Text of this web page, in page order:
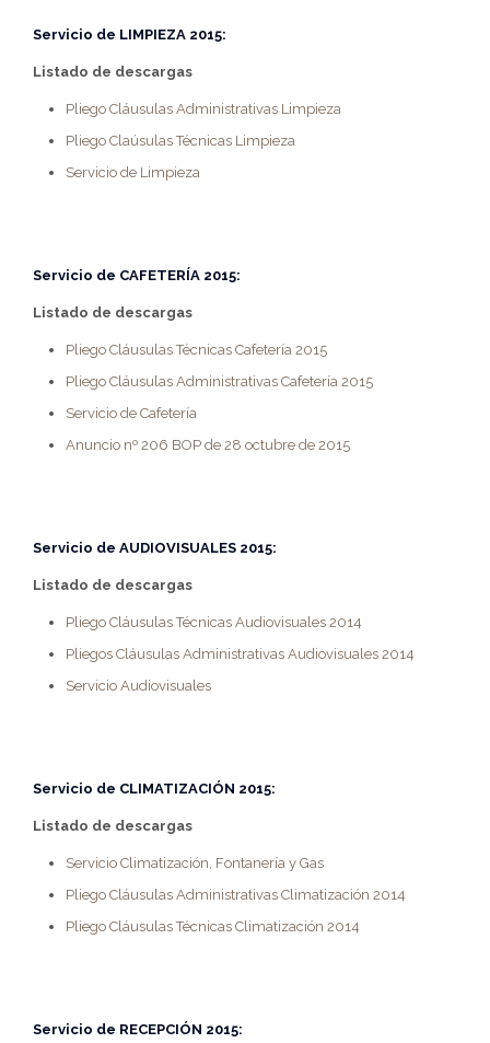
Servicio de LIMPIEZA 2015:
Listado de descargas
Pliego Cláusulas Administrativas Limpieza
Pliego Claúsulas Técnicas Limpieza
Servicio de Limpieza
Servicio de CAFETERÍA 2015:
Listado de descargas
Pliego Cláusulas Técnicas Cafetería 2015
Pliego Cláusulas Administrativas Cafetería 2015
Servicio de Cafetería
Anuncio nº 206 BOP de 28 octubre de 2015
Servicio de AUDIOVISUALES 2015:
Listado de descargas
Pliego Cláusulas Técnicas Audiovisuales 2014
Pliegos Cláusulas Administrativas Audiovisuales 2014
Servicio Audiovisuales
Servicio de CLIMATIZACIÓN 2015:
Listado de descargas
Servicio Climatización, Fontanería y Gas
Pliego Cláusulas Administrativas Climatización 2014
Pliego Cláusulas Técnicas Climatización 2014
Servicio de RECEPCIÓN 2015: